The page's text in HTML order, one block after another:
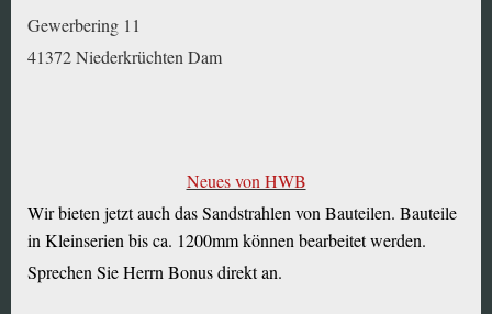
Gewerbering 11
41372 Niederkrüchten Dam
Neues von HWB
Wir bieten jetzt auch das Sandstrahlen von Bauteilen. Bauteile
in Kleinserien bis ca. 1200mm können bearbeitet werden.
Sprechen Sie Herrn Bonus direkt an.